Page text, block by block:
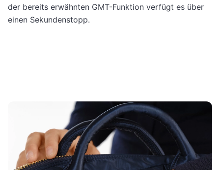
der bereits erwähnten GMT-Funktion verfügt es über
einen Sekundenstopp.